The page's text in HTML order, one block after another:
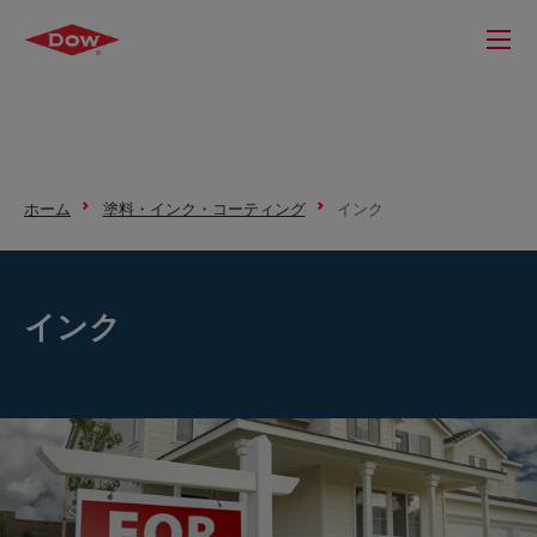
ホーム 塗料・インク・コーティング インク
インク